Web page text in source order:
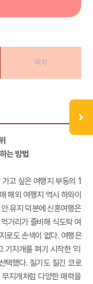
목차
는 방법
고 싶은 여행지 부동의 1
해외 여행지 역시 하와이
유지 덕분에 신혼여행은
거리가 즐비해 식도락 여
로도 손색이 없다. 여행은
지개를 펴기 시작한 ‘리
택했다. 질기도 질긴 코로
지개처럼 다양한 매력을